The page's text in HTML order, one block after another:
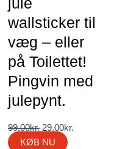
wallsticker til
væg – eller
på Toilettet!
Pingvin med
julepynt.
99.00kr. 29.00kr.
KØB NU